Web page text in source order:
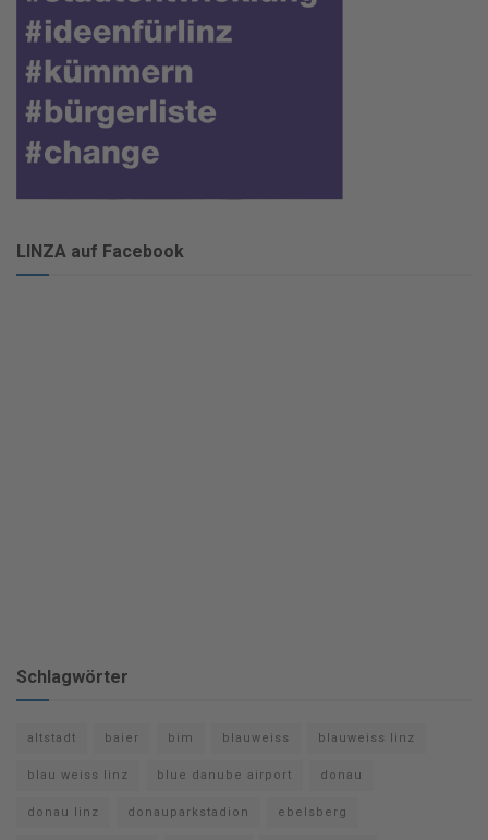
LINZA auf Facebook
Schlagwörter
altstadt baier bim blauweiss blauweiss linz
blau weiss linz blue danube airport donau
donau linz donauparkstadion ebelsberg